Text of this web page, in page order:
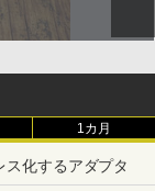
1カ月
化するアダプタ